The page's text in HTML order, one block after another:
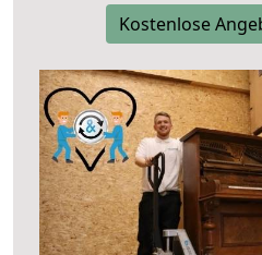
Kostenlose